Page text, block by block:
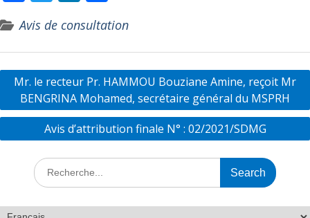
ac
e
b
o
o
k
w
itt
er
n
k
e
dI
n
ta
g
er
Avis de consultation
Mr. le recteur Pr. HAMMOU Bouziane Amine, reçoit Mr
BENGRINA Mohamed, secrétaire général du MSPRH
Avis d’attribution finale N° : 02/2021/SDMG